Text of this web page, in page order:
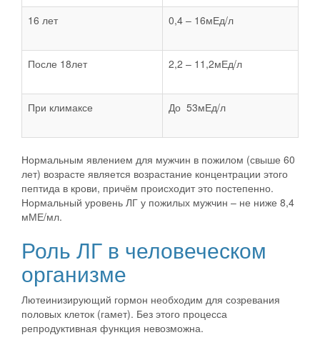
16 лет 0,4 – 16мЕд/л
После 18лет 2,2 – 11,2мЕд/л
При климаксе До 53мЕд/л
Нормальным явлением для мужчин в пожилом (свыше 60
лет) возрасте является возрастание концентрации этого
пептида в крови, причём происходит это постепенно.
Нормальный уровень ЛГ у пожилых мужчин – не ниже 8,4
мМЕ/мл.
Роль ЛГ в человеческом
организме
Лютеинизирующий гормон необходим для созревания
половых клеток (гамет). Без этого процесса
репродуктивная функция невозможна.